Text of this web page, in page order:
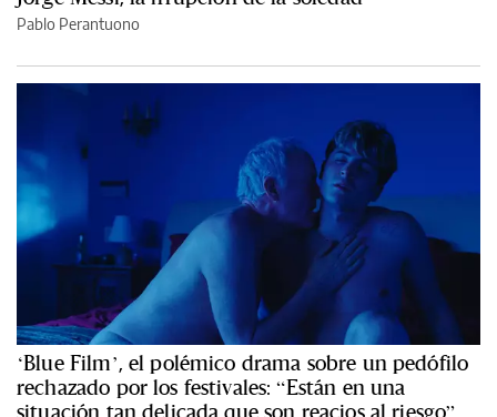
Pablo Perantuono
‘Blue Film’, el polémico drama sobre un pedófilo
rechazado por los festivales: “Están en una
situación tan delicada que son reacios al riesgo”